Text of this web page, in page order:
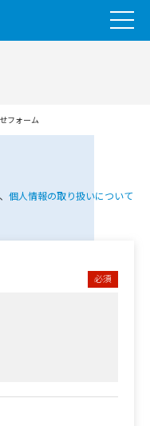
フォーム
個人情報の取り扱いについて
必須